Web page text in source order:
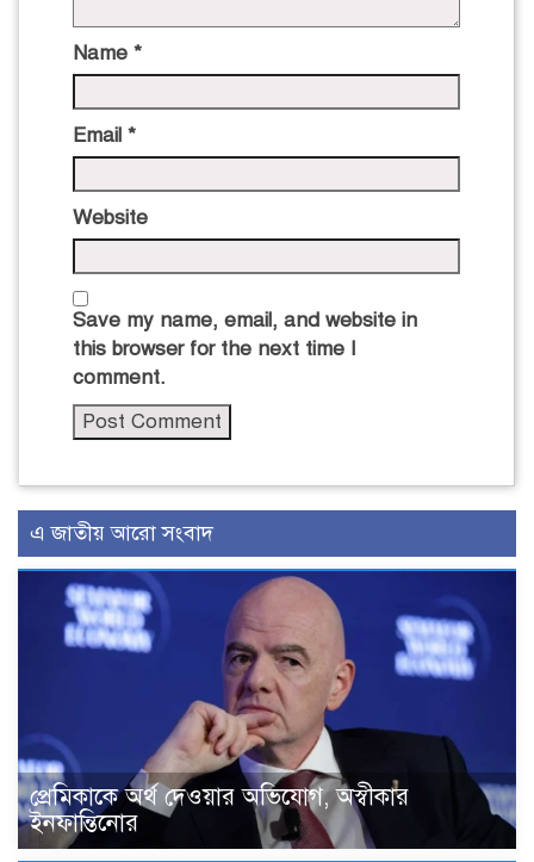
Name *
Email *
Website
Save my name, email, and website in
this browser for the next time I
comment.
এ জাতীয় আরো সংবাদ
প্রেমিকাকে অর্থ দেওয়ার অভিযোগ, অস্বীকার
ইনফান্তিনোর